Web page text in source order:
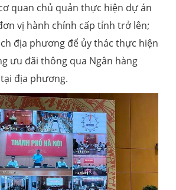
quan chủ quản thực hiện dự án
vị hành chính cấp tỉnh trở lên;
địa phương để ủy thác thực hiện
ưu đãi thông qua Ngân hàng
địa phương.